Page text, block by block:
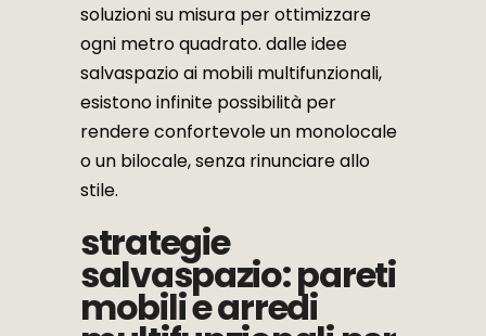
soluzioni su misura per ottimizzare
ogni metro quadrato. dalle idee
salvaspazio ai mobili multifunzionali,
esistono infinite possibilità per
rendere confortevole un monolocale
o un bilocale, senza rinunciare allo
stile.
strategie
salvaspazio: pareti
mobili e arredi